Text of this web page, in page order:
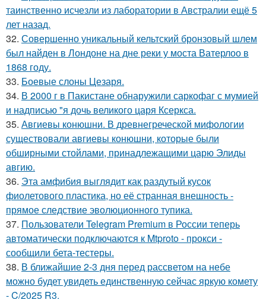
таинственно исчезли из лаборатории в Австралии ещё 5
лет назад.
32. Совершенно уникальный кельтский бронзовый шлем
был найден в Лондоне на дне реки у моста Ватерлоо в
1868 году.
33. Боевые слоны Цезаря.
34. В 2000 г в Пакистане обнаружили саркофаг с мумией
и надписью "я дочь великого царя Ксеркса.
35. Авгиевы конюшни. В древнегреческой мифологии
существовали авгиевы конюшни, которые были
обширными стойлами, принадлежащими царю Элиды
авгию.
36. Эта амфибия выглядит как раздутый кусок
фиолетового пластика, но её странная внешность -
прямое следствие эволюционного тупика.
37. Пользователи Telegram Premium в России теперь
автоматически подключаются к Mtproto - прокси -
сообщили бета-тестеры.
38. В ближайшие 2-3 дня перед рассветом на небе
можно будет увидеть единственную сейчас яркую комету
- C/2025 R3.